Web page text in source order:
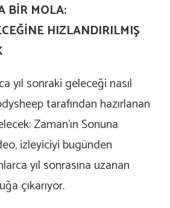
BİR MOLA:
HIZLANDIRILMIŞ
yıl sonraki geleceği nasıl
tarafından hazırlanan
Zaman’ın Sonuna
izleyiciyi bugünden
yıl sonrasına uzanan
çıkarıyor.